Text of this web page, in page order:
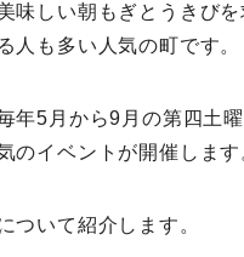
味しい朝もぎとうきび
人も多い人気の町です。
年5月から9月の第四土
のイベントが開催します
ついて紹介します。